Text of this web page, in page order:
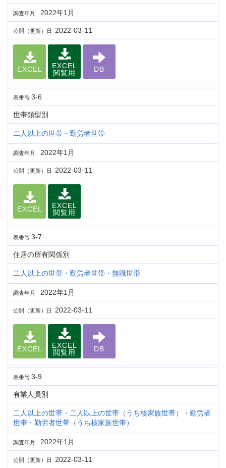
調査年月 2022年1月
公開（更新）日 2022-03-11
EXCEL
EXCEL
閲覧用
DB
表番号 3-6
世帯類型別
二人以上の世帯・勤労者世帯
調査年月 2022年1月
公開（更新）日 2022-03-11
EXCEL
EXCEL
閲覧用
表番号 3-7
住居の所有関係別
二人以上の世帯・勤労者世帯・無職世帯
調査年月 2022年1月
公開（更新）日 2022-03-11
EXCEL
EXCEL
閲覧用
DB
表番号 3-9
有業人員別
二人以上の世帯・二人以上の世帯（うち核家族世帯）・勤労者
世帯・勤労者世帯（うち核家族世帯）
調査年月 2022年1月
公開（更新）日 2022-03-11